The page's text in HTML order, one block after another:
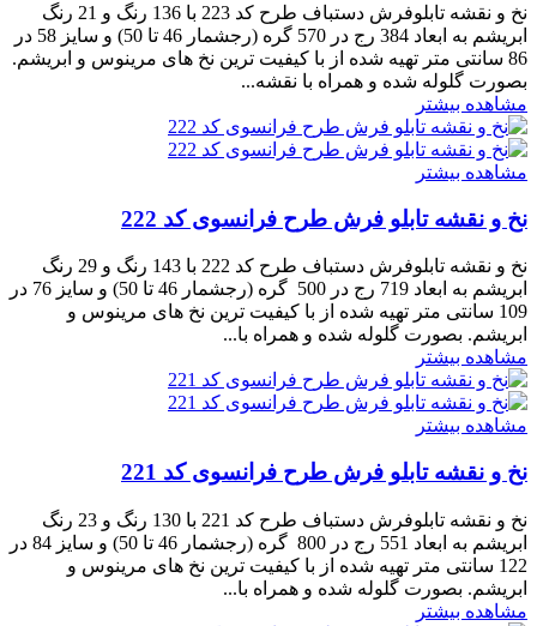
نخ و نقشه تابلوفرش دستباف طرح کد 223 با 136 رنگ و 21 رنگ
ابریشم به ابعاد 384 رج در 570 گره (رجشمار 46 تا 50) و سایز 58 در
86 سانتی متر تهیه شده از با کیفیت ترین نخ های مرینوس و ابریشم.
بصورت گلوله شده و همراه با نقشه...
مشاهده بیشتر
مشاهده بیشتر
نخ و نقشه تابلو فرش طرح فرانسوی کد 222
نخ و نقشه تابلوفرش دستباف طرح کد 222 با 143 رنگ و 29 رنگ
ابریشم به ابعاد 719 رج در 500 گره (رجشمار 46 تا 50) و سایز 76 در
109 سانتی متر تهیه شده از با کیفیت ترین نخ های مرینوس و
ابریشم. بصورت گلوله شده و همراه با...
مشاهده بیشتر
مشاهده بیشتر
نخ و نقشه تابلو فرش طرح فرانسوی کد 221
نخ و نقشه تابلوفرش دستباف طرح کد 221 با 130 رنگ و 23 رنگ
ابریشم به ابعاد 551 رج در 800 گره (رجشمار 46 تا 50) و سایز 84 در
122 سانتی متر تهیه شده از با کیفیت ترین نخ های مرینوس و
ابریشم. بصورت گلوله شده و همراه با...
مشاهده بیشتر